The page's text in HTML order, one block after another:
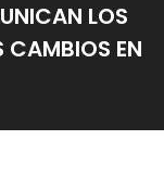
LOS
CAMBIOS EN